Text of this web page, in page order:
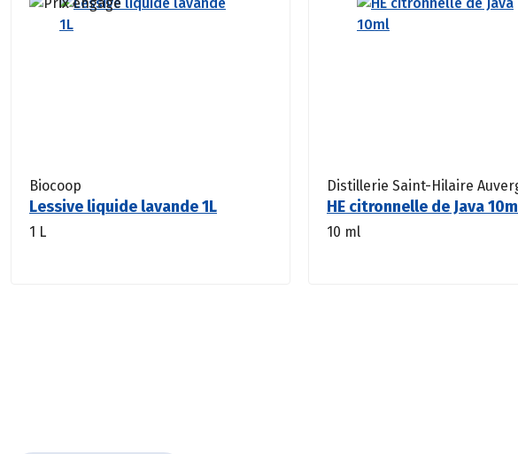
Biocoop
Lessive liquide lavande 1L
1 L
Distillerie Saint-Hilaire
HE citronnelle de Java
10 ml